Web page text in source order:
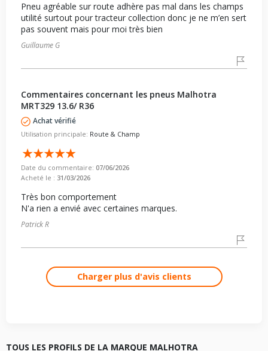
Pneu agréable sur route adhère pas mal dans les champs
utilité surtout pour tracteur collection donc je ne m’en sert
pas souvent mais pour moi très bien
Guillaume G
Commentaires concernant les pneus Malhotra
MRT329 13.6/ R36
Achat vérifié
Utilisation principale: Route & Champ
Date du commentaire: 07/06/2026
Acheté le : 31/03/2026
Très bon comportement
N'a rien a envié avec certaines marques.
Patrick R
Charger plus d'avis clients
TOUS LES PROFILS DE LA MARQUE MALHOTRA